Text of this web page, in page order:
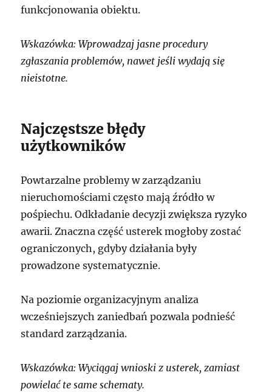
funkcjonowania obiektu.
Wskazówka: Wprowadzaj jasne procedury
zgłaszania problemów, nawet jeśli wydają się
nieistotne.
Najczęstsze błędy
użytkowników
Powtarzalne problemy w zarządzaniu
nieruchomościami często mają źródło w
pośpiechu. Odkładanie decyzji zwiększa ryzyko
awarii. Znaczna część usterek mogłoby zostać
ograniczonych, gdyby działania były
prowadzone systematycznie.
Na poziomie organizacyjnym analiza
wcześniejszych zaniedbań pozwala podnieść
standard zarządzania.
Wskazówka: Wyciągaj wnioski z usterek, zamiast
powielać te same schematy.